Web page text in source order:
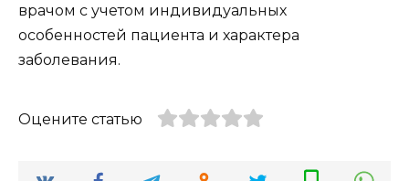
врачом с учетом индивидуальных
особенностей пациента и характера
заболевания.
Оцените статью